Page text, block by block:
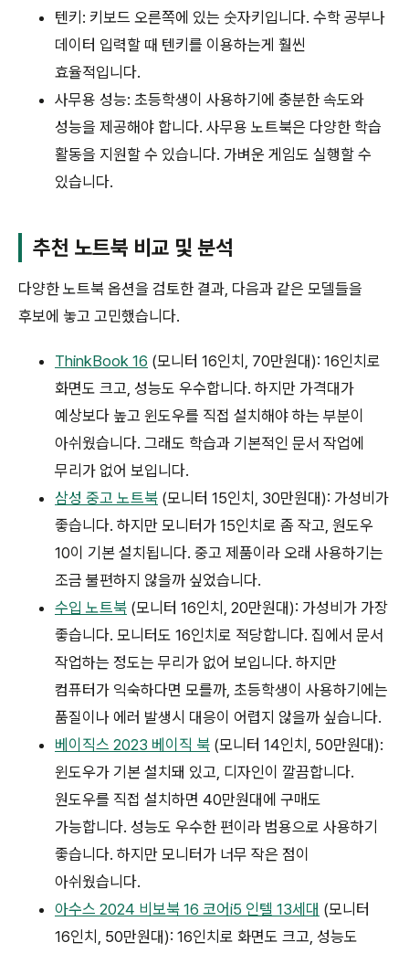
텐키: 키보드 오른쪽에 있는 숫자키입니다. 수학 공부나
데이터 입력할 때 텐키를 이용하는게 훨씬
효율적입니다.
사무용 성능: 초등학생이 사용하기에 충분한 속도와
성능을 제공해야 합니다. 사무용 노트북은 다양한 학습
활동을 지원할 수 있습니다. 가벼운 게임도 실행할 수
있습니다.
추천 노트북 비교 및 분석
다양한 노트북 옵션을 검토한 결과, 다음과 같은 모델들을
후보에 놓고 고민했습니다.
ThinkBook 16 (모니터 16인치, 70만원대): 16인치로
화면도 크고, 성능도 우수합니다. 하지만 가격대가
예상보다 높고 윈도우를 직접 설치해야 하는 부분이
아쉬웠습니다. 그래도 학습과 기본적인 문서 작업에
무리가 없어 보입니다.
삼성 중고 노트북 (모니터 15인치, 30만원대): 가성비가
좋습니다. 하지만 모니터가 15인치로 좀 작고, 원도우
10이 기본 설치됩니다. 중고 제품이라 오래 사용하기는
조금 불편하지 않을까 싶었습니다.
수입 노트북 (모니터 16인치, 20만원대): 가성비가 가장
좋습니다. 모니터도 16인치로 적당합니다. 집에서 문서
작업하는 정도는 무리가 없어 보입니다. 하지만
컴퓨터가 익숙하다면 모를까, 초등학생이 사용하기에는
품질이나 에러 발생시 대응이 어렵지 않을까 싶습니다.
베이직스 2023 베이직 북 (모니터 14인치, 50만원대):
윈도우가 기본 설치돼 있고, 디자인이 깔끔합니다.
원도우를 직접 설치하면 40만원대에 구매도
가능합니다. 성능도 우수한 편이라 범용으로 사용하기
좋습니다. 하지만 모니터가 너무 작은 점이
아쉬웠습니다.
아수스 2024 비보북 16 코어i5 인텔 13세대 (모니터
16인치, 50만원대): 16인치로 화면도 크고, 성능도